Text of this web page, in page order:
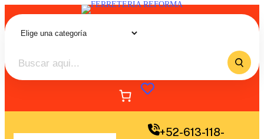
+52-613-118-